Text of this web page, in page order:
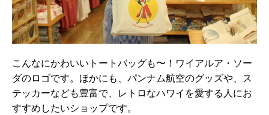
こんなにかわいいトートバッグも〜！ワイアルア・ソー
ダのロゴです。ほかにも、パンナム航空のグッズや、ス
テッカーなども豊富で、レトロなハワイを愛する人にお
すすめしたいショップです。